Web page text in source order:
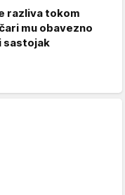
razliva tokom
mu obavezno
sastojak